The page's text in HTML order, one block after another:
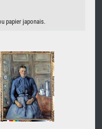
papier japonais.